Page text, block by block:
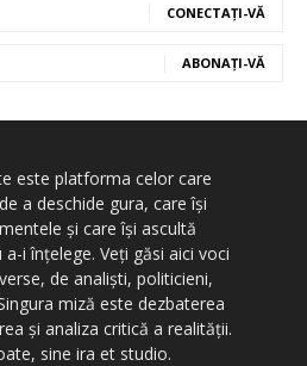
CONECTAȚI-VĂ
ABONAȚI-VĂ
este platforma celor care
a deschide gura, care își
și care își ascultă
i înțelege. Veți găsi aici voci
de analiști, politicieni,
miză este dezbaterea
și analiza critică a realității.
sine ira et studio.